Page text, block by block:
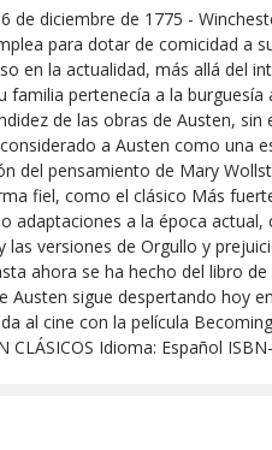
de diciembre de 1775 -
para dotar de comicidad a
en la actualidad, más allá del
familia pertenecía a la
de las obras de Austen,
a Austen como una
del pensamiento de Mary
fiel, como el clásico Más
adaptaciones a la época
las versiones de Orgullo y
ahora se ha hecho del libro
Austen sigue despertando hoy
al cine con la película
CLÁSICOS Idioma: Español